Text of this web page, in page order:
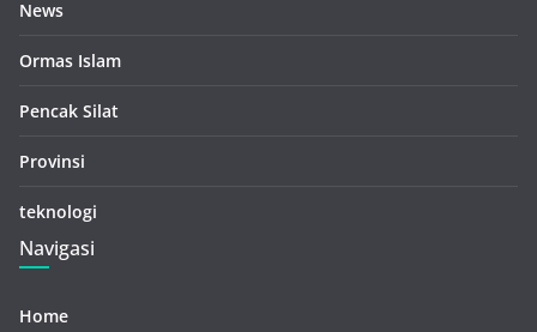
News
Ormas Islam
Pencak Silat
Provinsi
teknologi
Navigasi
Home